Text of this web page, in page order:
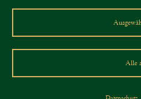
Produkte
Alle